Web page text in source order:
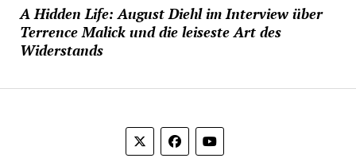
A Hidden Life: August Diehl im Interview über
Terrence Malick und die leiseste Art des
Widerstands